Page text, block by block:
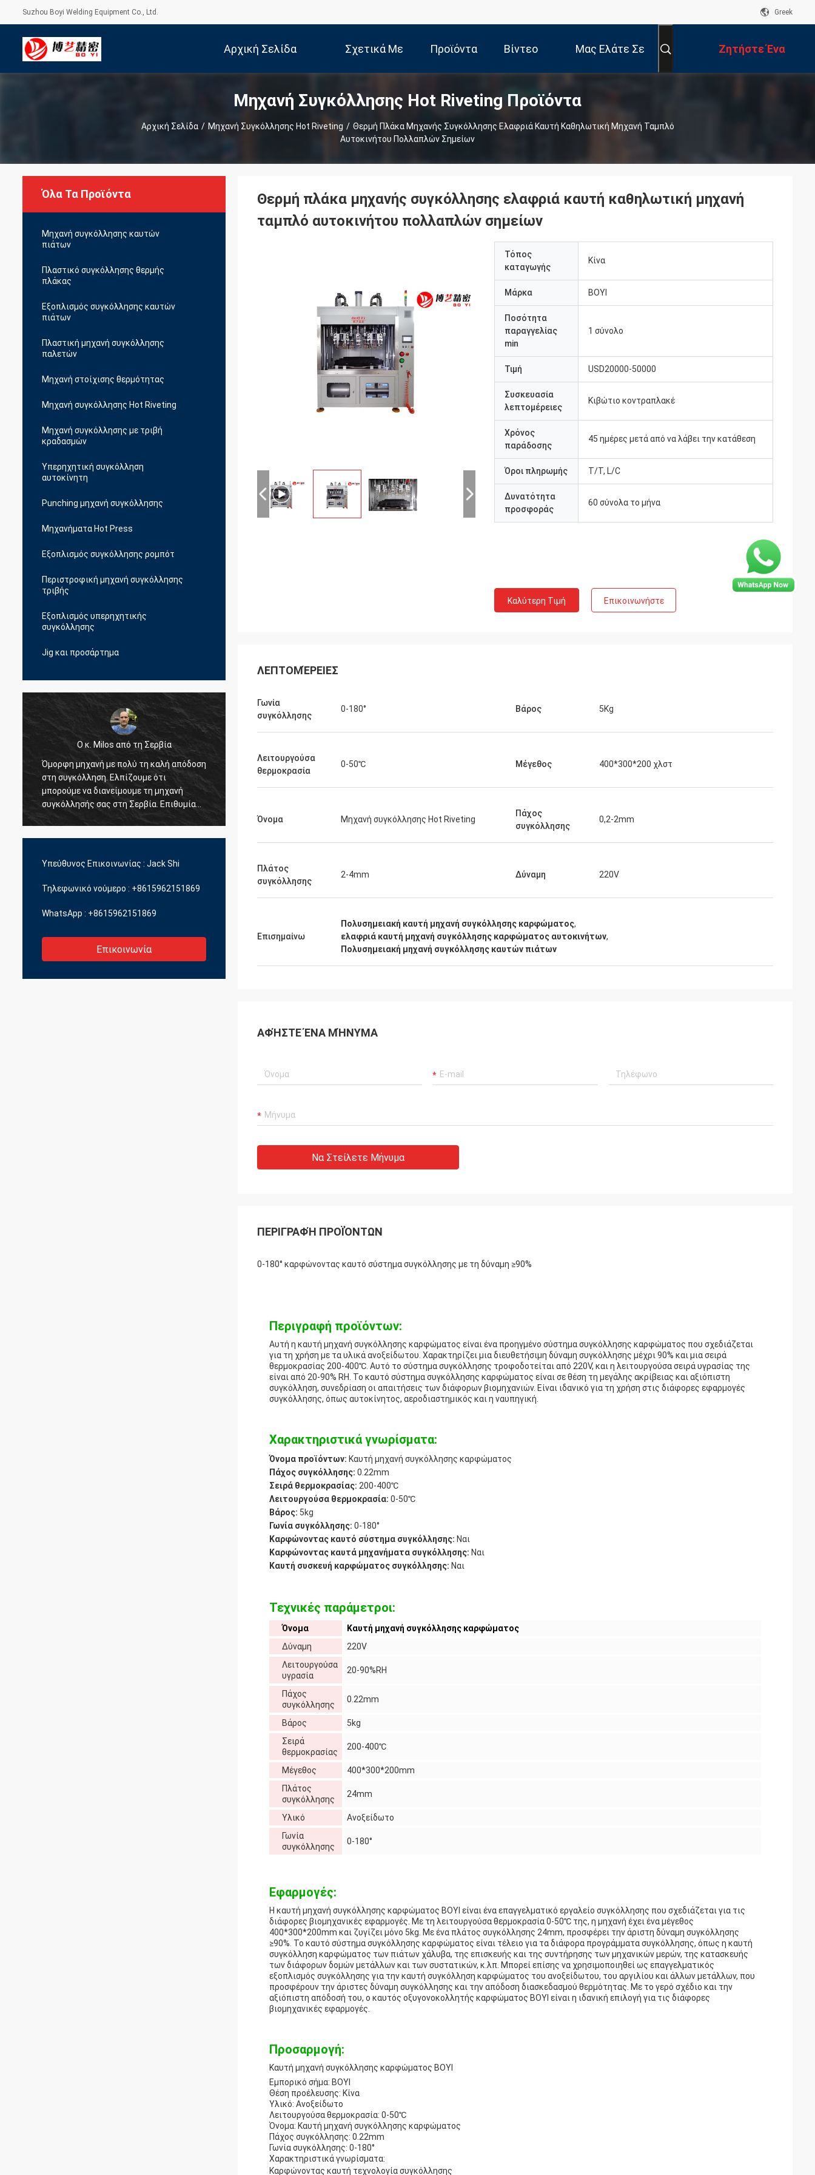
Suzhou Boyi Welding Equipment Co., Ltd. Greek
Αρχική Σελίδα Σχετικά Με
Εμάς
Προϊόντα Βίντεο Μας Ελάτε Σε Ζητήστε Ένα
Απόσπασμα
Μηχανή Συγκόλλησης Hot Riveting Προϊόντα
Αρχική Σελίδα / Μηχανή Συγκόλλησης Hot Riveting / Θερμή Πλάκα Μηχανής Συγκόλλησης Ελαφριά Καυτή Καθηλωτική Μηχανή Ταμπλό
Αυτοκινήτου Πολλαπλών Σημείων
Όλα Τα Προϊόντα
Μηχανή συγκόλλησης καυτών
πιάτων
Πλαστικό συγκόλλησης θερμής
πλάκας
Εξοπλισμός συγκόλλησης καυτών
πιάτων
Πλαστική μηχανή συγκόλλησης
παλετών
Μηχανή στοίχισης θερμότητας
Μηχανή συγκόλλησης Hot Riveting
Μηχανή συγκόλλησης με τριβή
κραδασμών
Υπερηχητική συγκόλληση
αυτοκίνητη
Punching μηχανή συγκόλλησης
Μηχανήματα Hot Press
Εξοπλισμός συγκόλλησης ρομπότ
Περιστροφική μηχανή συγκόλλησης
τριβής
Εξοπλισμός υπερηχητικής
συγκόλλησης
Jig και προσάρτημα
Ο κ. Milos από τη Σερβία
Όμορφη μηχανή με πολύ τη καλή απόδοση
στη συγκόλληση. Ελπίζουμε ότι
μπορούμε να διανείμουμε τη μηχανή
συγκόλλησής σας στη Σερβία. Επιθυμία
θα είχαμε την καλή συνεργασία.
Γεια, ο Jack, η απόδοση του εξοπλισμού
συγκόλλησης παλετών σας είναι τόσο
τέλειος. Σας ευχαριστώ για την καλή
υπηρεσία.
Είμαι πολύ ικανοποιημένος με τη μηχανή
Δεδομένου ότι λάβαμε την παραγωγή του
χρόνο, ο εξοπλισμός σας λειτουργεί πολύ
καλά και το αποτέλεσμα συγκόλλησης
είναι τέλειο. Θα εξετάσουμε το
κομμάτι του εξοπλισμού σας όταν η
Σας εύχομαι μια ευημερούσα επιχείρηση.
Υπεύθυνος Επικοινωνίας : Jack Shi
Τηλεφωνικό νούμερο : +8615962151869
WhatsApp : +8615962151869
Επικοινωνία
Θερμή πλάκα μηχανής συγκόλλησης ελαφριά καυτή καθηλωτική μηχανή
ταμπλό αυτοκινήτου πολλαπλών σημείων
Τόπος
καταγωγής
Κίνα
Μάρκα BOYI
Ποσότητα
παραγγελίας
min
1 σύνολο
Τιμή USD20000-50000
Συσκευασία
λεπτομέρειες
Κιβώτιο κοντραπλακέ
Χρόνος
παράδοσης
45 ημέρες μετά από να λάβει την κατάθεση
Όροι πληρωμής T/T, L/C
Δυνατότητα
προσφοράς
60 σύνολα το μήνα
Καλύτερη Τιμή Επικοινωνήστε
ΛΕΠΤΟΜΈΡΕΙΕΣ
Γωνία
συγκόλλησης
0-180° Βάρος 5Kg
Λειτουργούσα
θερμοκρασία
0-50℃ Μέγεθος 400*300*200 χλστ
Όνομα Μηχανή συγκόλλησης Hot Riveting
Πάχος
συγκόλλησης
0,2-2mm
Πλάτος
συγκόλλησης
2-4mm Δύναμη 220V
Επισημαίνω
Πολυσημειακή καυτή μηχανή συγκόλλησης καρφώματος,
ελαφριά καυτή μηχανή συγκόλλησης καρφώματος αυτοκινήτων,
Πολυσημειακή μηχανή συγκόλλησης καυτών πιάτων
ΑΦΉΣΤΕ ΈΝΑ ΜΉΝΥΜΑ
Να Στείλετε Μήνυμα
ΠΕΡΙΓΡΑΦΉ ΠΡΟΪΌΝΤΩΝ
0-180° καρφώνοντας καυτό σύστημα συγκόλλησης με τη δύναμη ≥90%
Περιγραφή προϊόντων:
Αυτή η καυτή μηχανή συγκόλλησης καρφώματος είναι ένα προηγμένο σύστημα συγκόλλησης καρφώματος που σχεδιάζεται
για τη χρήση με τα υλικά ανοξείδωτου. Χαρακτηρίζει μια διευθετήσιμη δύναμη συγκόλλησης μέχρι 90% και μια σειρά
θερμοκρασίας 200-400℃. Αυτό το σύστημα συγκόλλησης τροφοδοτείται από 220V, και η λειτουργούσα σειρά υγρασίας της
είναι από 20-90% RH. Το καυτό σύστημα συγκόλλησης καρφώματος είναι σε θέση τη μεγάλης ακρίβειας και αξιόπιστη
συγκόλληση, συνεδρίαση οι απαιτήσεις των διάφορων βιομηχανιών. Είναι ιδανικό για τη χρήση στις διάφορες εφαρμογές
συγκόλλησης, όπως αυτοκίνητος, αεροδιαστημικός και η ναυπηγική.
Χαρακτηριστικά γνωρίσματα:
Όνομα προϊόντων: Καυτή μηχανή συγκόλλησης καρφώματος
Πάχος συγκόλλησης: 0.22mm
Σειρά θερμοκρασίας: 200-400℃
Λειτουργούσα θερμοκρασία: 0-50℃
Βάρος: 5kg
Γωνία συγκόλλησης: 0-180°
Καρφώνοντας καυτό σύστημα συγκόλλησης: Ναι
Καρφώνοντας καυτά μηχανήματα συγκόλλησης: Ναι
Καυτή συσκευή καρφώματος συγκόλλησης: Ναι
Τεχνικές παράμετροι:
Όνομα
Καυτή μηχανή συγκόλλησης καρφώματος
Δύναμη
220V
Λειτουργούσα
υγρασία
20-90%RH
Πάχος
συγκόλλησης
0.22mm
Βάρος
5kg
Σειρά
θερμοκρασίας
200-400℃
Μέγεθος
400*300*200mm
Πλάτος
συγκόλλησης
24mm
Υλικό
Ανοξείδωτο
Γωνία
συγκόλλησης
0-180°
Εφαρμογές:
Η καυτή μηχανή συγκόλλησης καρφώματος BOYI είναι ένα επαγγελματικό εργαλείο συγκόλλησης που σχεδιάζεται για τις
διάφορες βιομηχανικές εφαρμογές. Με τη λειτουργούσα θερμοκρασία 0-50℃ της, η μηχανή έχει ένα μέγεθος
400*300*200mm και ζυγίζει μόνο 5kg. Με ένα πλάτος συγκόλλησης 24mm, προσφέρει την άριστη δύναμη συγκόλλησης
≥90%. Το καυτό σύστημα συγκόλλησης καρφώματος είναι τέλειο για τα διάφορα προγράμματα συγκόλλησης, όπως η καυτή
συγκόλληση καρφώματος των πιάτων χάλυβα, της επισκευής και της συντήρησης των μηχανικών μερών, της κατασκευής
των διάφορων δομών μετάλλων και των συστατικών, κ.λπ. Μπορεί επίσης να χρησιμοποιηθεί ως επαγγελματικός
εξοπλισμός συγκόλλησης για την καυτή συγκόλληση καρφώματος του ανοξείδωτου, του αργιλίου και άλλων μετάλλων, που
προσφέρουν την άριστες δύναμη συγκόλλησης και την απόδοση διασκεδασμού θερμότητας. Με το γερό σχέδιο και την
αξιόπιστη απόδοσή του, ο καυτός οξυγονοκολλητής καρφώματος BOYI είναι η ιδανική επιλογή για τις διάφορες
βιομηχανικές εφαρμογές.
Προσαρμογή:
Καυτή μηχανή συγκόλλησης καρφώματος BOYI
Εμπορικό σήμα: BOYI
Θέση προέλευσης: Κίνα
Υλικό: Ανοξείδωτο
Λειτουργούσα θερμοκρασία: 0-50℃
Όνομα: Καυτή μηχανή συγκόλλησης καρφώματος
Πάχος συγκόλλησης: 0.22mm
Γωνία συγκόλλησης: 0-180°
Χαρακτηριστικά γνωρίσματα:
Καρφώνοντας καυτή τεχνολογία συγκόλλησης